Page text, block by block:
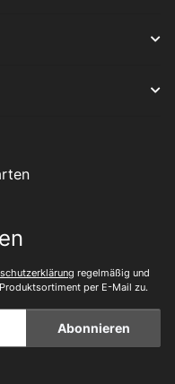
regelmäßig und
per E-Mail zu.
Abonnieren